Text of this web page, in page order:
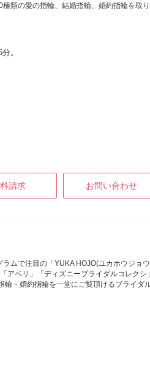
類の愛の指輪、結婚指輪、婚約指輪を取
。
請求 お問い合わせ
ムで注目の「YUKA HOJO(ユカホウジョウ)
アベリ」「ディズニーブライダルコレクシ
・婚約指輪を一堂にご覧頂けるブライダ